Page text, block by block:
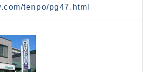
tenpo/pg47.html